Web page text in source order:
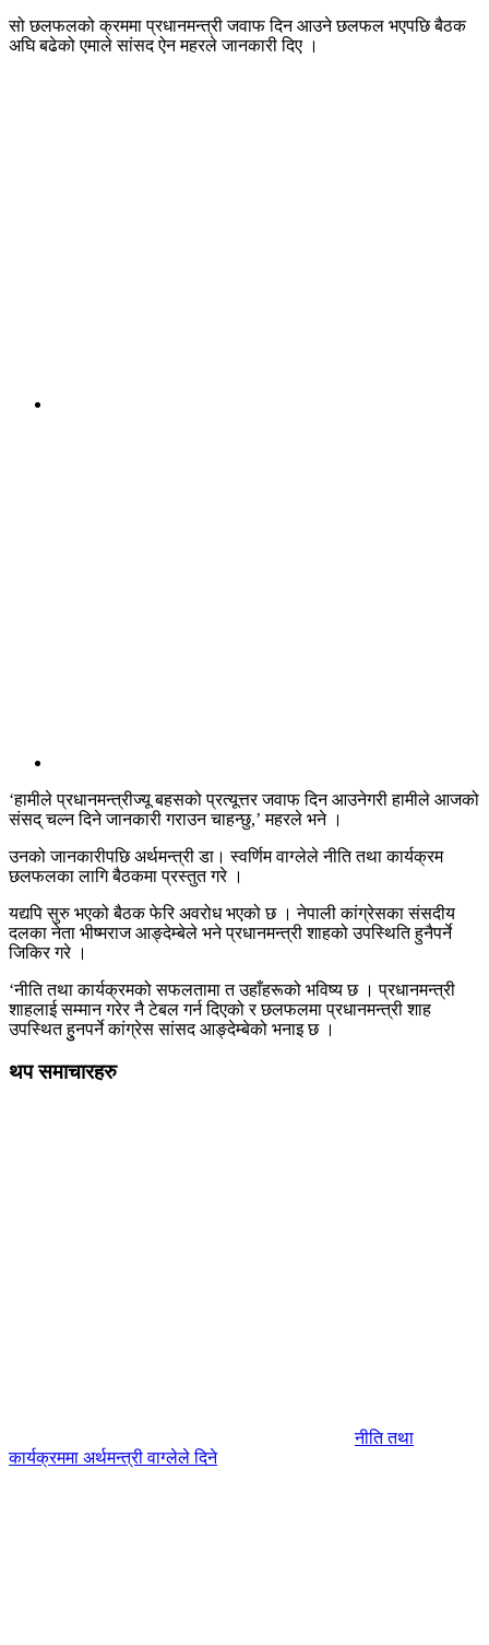
सो छलफलको क्रममा प्रधानमन्त्री जवाफ दिन आउने छलफल भएपछि बैठक
अघि बढेको एमाले सांसद ऐन महरले जानकारी दिए ।
‘हामीले प्रधानमन्त्रीज्यू बहसको प्रत्यूत्तर जवाफ दिन आउनेगरी हामीले आजको
संसद् चल्न दिने जानकारी गराउन चाहन्छु,’ महरले भने ।
उनको जानकारीपछि अर्थमन्त्री डा। स्वर्णिम वाग्लेले नीति तथा कार्यक्रम
छलफलका लागि बैठकमा प्रस्तुत गरे ।
यद्यपि सुरु भएको बैठक फेरि अवरोध भएको छ । नेपाली कांग्रेसका संसदीय
दलका नेता भीष्मराज आङ्देम्बेले भने प्रधानमन्त्री शाहको उपस्थिति हुनैपर्ने
जिकिर गरे ।
‘नीति तथा कार्यक्रमको सफलतामा त उहाँहरूको भविष्य छ । प्रधानमन्त्री
शाहलाई सम्मान गरेर नै टेबल गर्न दिएको र छलफलमा प्रधानमन्त्री शाह
उपस्थित हुुनपर्ने कांग्रेस सांसद आङ्देम्बेको भनाइ छ ।
थप समाचारहरु
नीति तथा
कार्यक्रममा अर्थमन्त्री वाग्लेले दिने